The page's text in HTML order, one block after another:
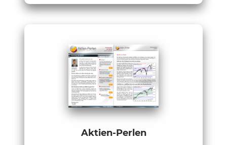
Aktien-Perlen